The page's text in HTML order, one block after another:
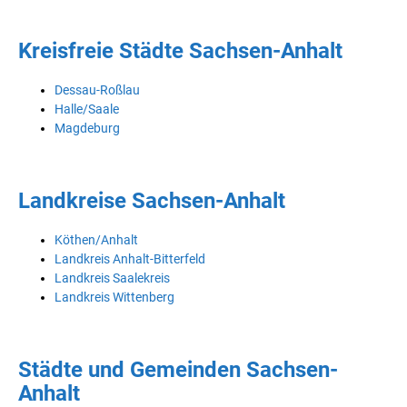
Kreisfreie Städte Sachsen-Anhalt
Dessau-Roßlau
Halle/Saale
Magdeburg
Landkreise Sachsen-Anhalt
Köthen/Anhalt
Landkreis Anhalt-Bitterfeld
Landkreis Saalekreis
Landkreis Wittenberg
Städte und Gemeinden Sachsen-
Anhalt